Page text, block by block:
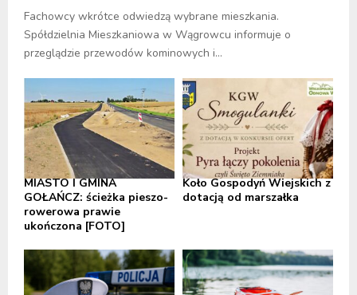
Fachowcy wkrótce odwiedzą wybrane mieszkania.
Spółdzielnia Mieszkaniowa w Wągrowcu informuje o
przeglądzie przewodów kominowych i...
MIASTO I GMINA
GOŁAŃCZ: ścieżka pieszo-
rowerowa prawie
ukończona [FOTO]
Koło Gospodyń Wiejskich z
dotacją od marszałka